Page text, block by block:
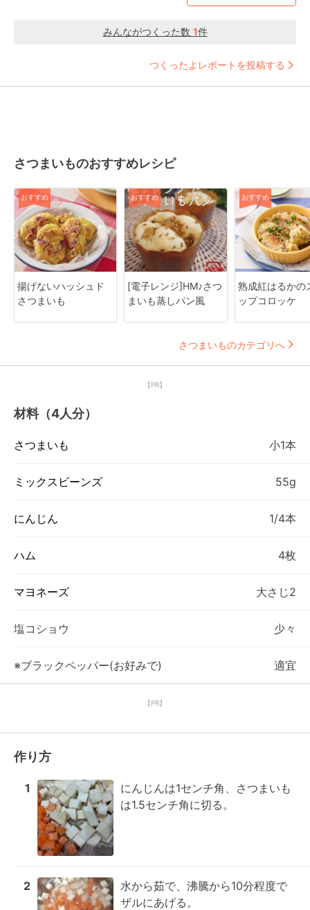
みんながつくった数 1件
つくったよレポートを投稿する
さつまいものおすすめレシピ
おすすめ
揚げないハッシュド
さつまいも
おすすめ
[電子レンジ]HM♪さつ
まいも蒸しパン風
おすすめ
熟成紅はるかの
ップコロッケ
さつまいものカテゴリへ
【PR】
材料（4人分）
さつまいも 小1本
ミックスビーンズ 55g
にんじん 1/4本
ハム 4枚
マヨネーズ 大さじ2
塩コショウ 少々
※ブラックペッパー(お好みで) 適宜
【PR】
作り方
1
にんじんは1センチ角、さつまいも
は1.5センチ角に切る。
2
水から茹で、沸騰から10分程度で
ザルにあげる。